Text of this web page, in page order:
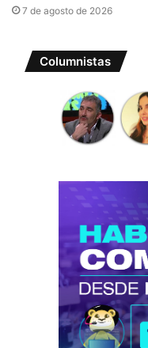
7 de agosto de 2026
Columnistas